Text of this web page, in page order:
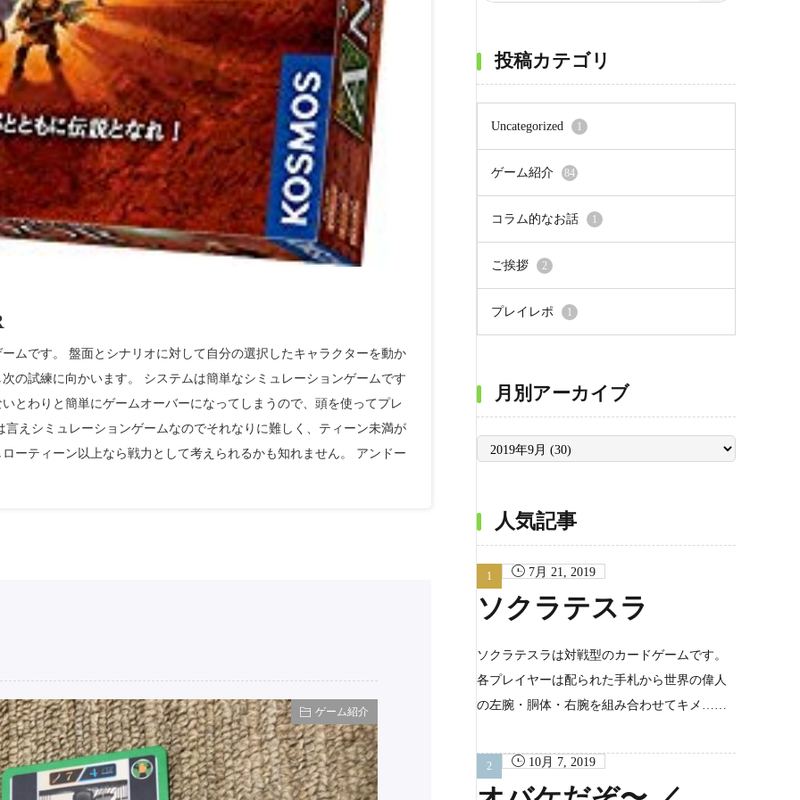
ムです。 盤面とシナリオに対して自分の選択したキャラクターを動か
の試練に向かいます。 システムは簡単なシミュレーションゲームです
とわりと簡単にゲームオーバーになってしまうので、頭を使ってプレ
えシミュレーションゲームなのでそれなりに難しく、ティーン未満が
ーティーン以上なら戦力として考えられるかも知れません。 アンドー
ゲーム紹介
投稿カテゴリ
Uncategorized 1
ゲーム紹介 84
コラム的なお話 1
ご挨拶 2
プレイレポ 1
月別アーカイブ
月
ア
ブ
人気記事
7月 21, 2019
ソクラテスラ
ソクラテスラは対戦型のカードゲームです。
各プレイヤーは配られた手札から世界の偉人
の左腕・胴体・右腕を組み合わせてキメ……
10月 7, 2019